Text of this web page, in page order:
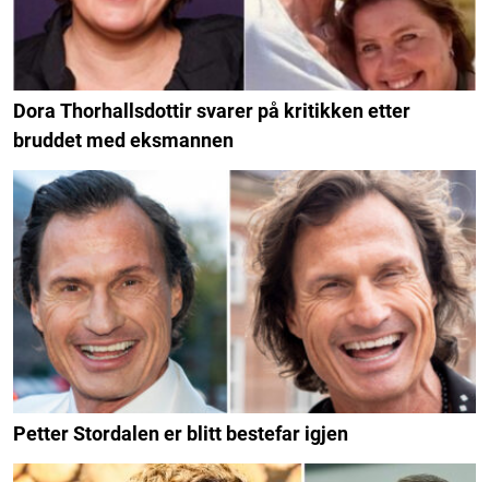
Dora Thorhallsdottir svarer på kritikken etter
bruddet med eksmannen
Petter Stordalen er blitt bestefar igjen